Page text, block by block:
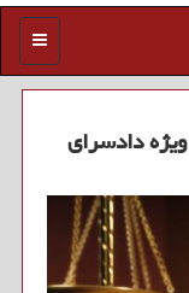
منو
دادسرای